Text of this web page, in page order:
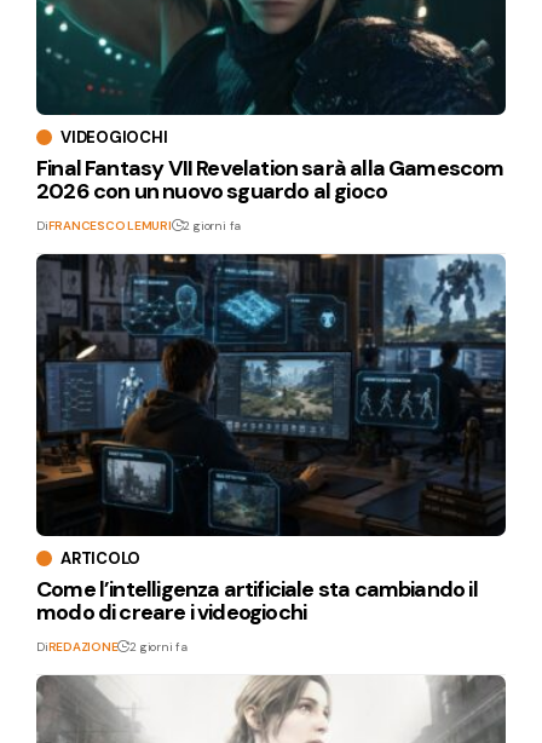
VIDEOGIOCHI
Final Fantasy VII Revelation sarà alla Gamescom
2026 con un nuovo sguardo al gioco
DiFRANCESCO LEMURI 2 giorni fa
ARTICOLO
Come l’intelligenza artificiale sta cambiando il
modo di creare i videogiochi
DiREDAZIONE 2 giorni fa